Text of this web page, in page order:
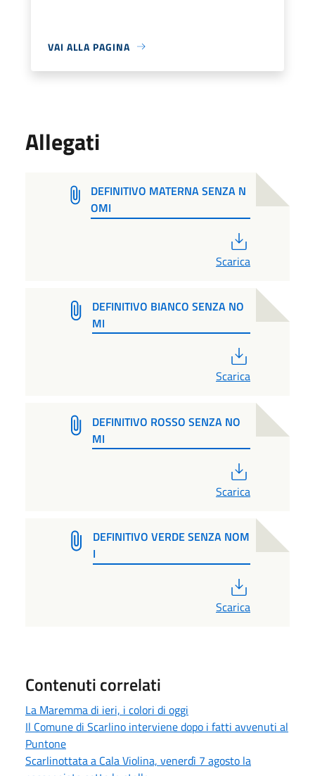
VAI ALLA PAGINA
Allegati
DEFINITIVO MATERNA SENZA N
OMI
Scarica
DEFINITIVO BIANCO SENZA NO
MI
Scarica
DEFINITIVO ROSSO SENZA NO
MI
Scarica
DEFINITIVO VERDE SENZA NOM
I
Scarica
Contenuti correlati
La Maremma di ieri, i colori di oggi
Il Comune di Scarlino interviene dopo i fatti avvenuti al
Puntone
Scarlinottata a Cala Violina, venerdì 7 agosto la